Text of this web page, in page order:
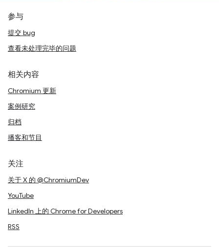
参与
提交 bug
查看未处理完毕的问题
相关内容
Chromium 更新
案例研究
归档
播客和节目
关注
关于 X 的 @ChromiumDev
YouTube
LinkedIn 上的 Chrome for Developers
RSS